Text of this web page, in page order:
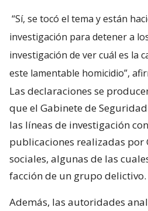
“Sí, se tocó el tema y están
investigación para detener a
investigación de ver cuál es la
este lamentable homicidio”,
Las declaraciones se
que el Gabinete de
las líneas de investigación
publicaciones realizadas por
sociales, algunas de las
facción de un grupo delictivo.
Además, las autoridades